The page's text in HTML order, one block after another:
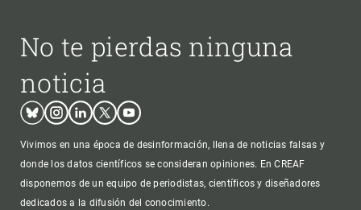
No te pierdas ninguna
noticia
BlueskyInstagram
LinkedinTwitterYoutube
Vivimos en una época de desinformación, llena de noticias falsas y
donde los datos científicos se consideran opiniones. En CREAF
disponemos de un equipo de periodistas, científicos y diseñadores
dedicados a la difusión del conocimiento.